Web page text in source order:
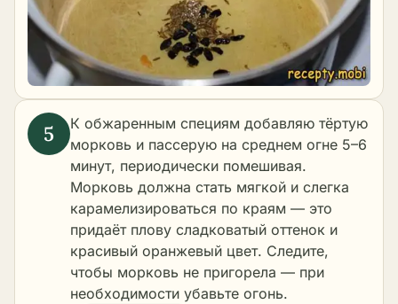
К обжаренным специям добавляю тёртую
морковь и пассерую на среднем огне 5–6
минут, периодически помешивая.
Морковь должна стать мягкой и слегка
карамелизироваться по краям — это
придаёт плову сладковатый оттенок и
красивый оранжевый цвет. Следите,
чтобы морковь не пригорела — при
необходимости убавьте огонь.